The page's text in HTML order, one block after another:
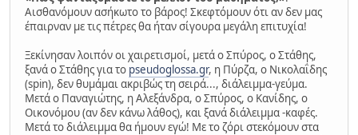
Αισθανόμουν ασήκωτο το βάρος! Σκεφτόμουν ότι αν δεν μας
έπαιρναν με τις πέτρες θα ήταν σίγουρα μεγάλη επιτυχία!
Ξεκίνησαν λοιπόν οι χαιρετισμοί, μετά ο Σπύρος, ο Στάθης,
ξανά ο Στάθης για το pseudoglossa.gr, η Πύρζα, ο Νικολαΐδης
(spin), δεν θυμάμαι ακριβώς τη σειρά..., διάλειμμα-γεύμα.
Μετά ο Παναγιώτης, η Αλεξάνδρα, ο Σπύρος, ο Κανίδης, ο
Οικονόμου (αν δεν κάνω λάθος), και ξανά διάλειμμα -καφές.
Μετά το διάλειμμα θα ήμουν εγώ! Με το ζόρι στεκόμουν στα